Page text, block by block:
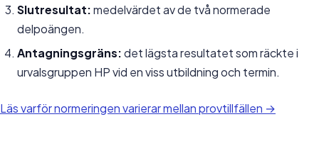
Slutresultat:medelvärdet av de två normerade
delpoängen.
Antagningsgräns:det lägsta resultatet som räckte i
urvalsgruppen HP vid en viss utbildning och termin.
Läs varför normeringen varierar mellan provtillfällen →